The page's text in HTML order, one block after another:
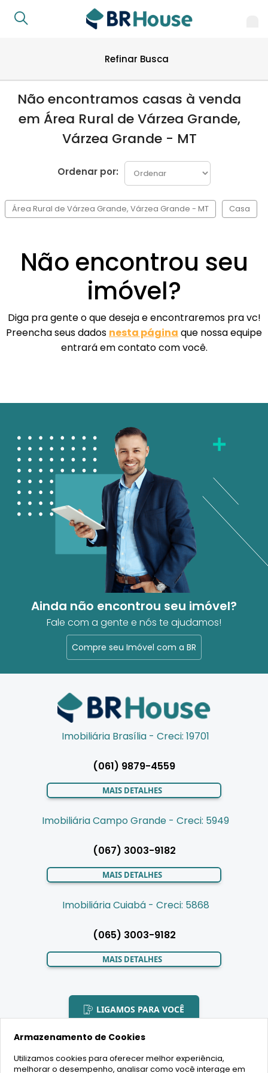
Refinar Busca
Não encontramos casas à venda
em Área Rural de Várzea Grande,
Várzea Grande - MT
Ordenar por:
Área Rural de Várzea Grande, Várzea Grande - MT Casa
Não encontrou seu
imóvel?
Diga pra gente o que deseja e encontraremos pra vc!
Preencha seus dados nesta página que nossa equipe
entrará em contato com você.
Ainda não encontrou seu imóvel?
Fale com a gente e nós te ajudamos!
Compre seu Imóvel com a BR
Imobiliária Brasília - Creci: 19701
(061) 9879-4559
MAIS DETALHES
Imobiliária Campo Grande - Creci: 5949
(067) 3003-9182
MAIS DETALHES
Imobiliária Cuiabá - Creci: 5868
(065) 3003-9182
MAIS DETALHES
LIGAMOS PARA VOCÊ
2020 Copyright - BR House Inteligência Imobiliária LTDA -
Armazenamento de Cookies
Utilizamos cookies para oferecer melhor experiência,
melhorar o desempenho, analisar como você interage em